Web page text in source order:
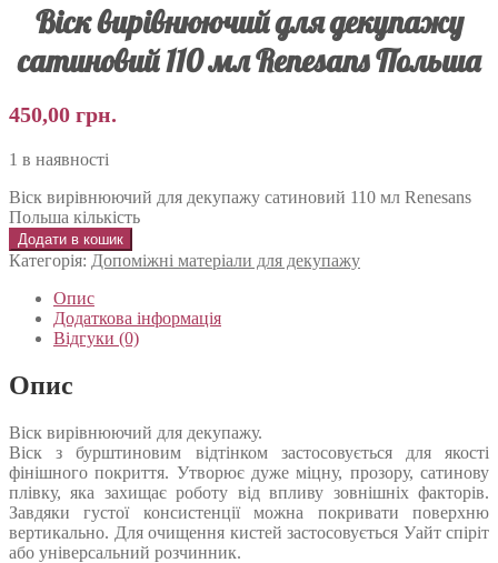
Віск вирівнюючий для декупажу
сатиновий 110 мл Renesans Польша
450,00 грн.
1 в наявності
Віск вирівнюючий для декупажу сатиновий 110 мл Renesans
Польша кількість
Додати в кошик
Категорія: Допоміжні матеріали для декупажу
Опис
Додаткова інформація
Відгуки (0)
Опис
Віск вирівнюючий для декупажу.
Віск з бурштиновим відтінком застосовується для якості
фінішного покриття. Утворює дуже міцну, прозору, сатинову
плівку, яка захищає роботу від впливу зовнішніх факторів.
Завдяки густої консистенції можна покривати поверхню
вертикально. Для очищення кистей застосовується Уайт спіріт
або універсальний розчинник.